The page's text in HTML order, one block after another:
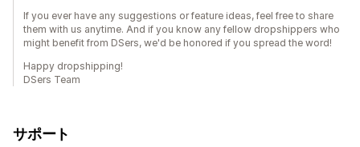
If you ever have any suggestions or feature ideas, feel free to share
them with us anytime. And if you know any fellow dropshippers who
might benefit from DSers, we'd be honored if you spread the word!
Happy dropshipping!
DSers Team
サポート